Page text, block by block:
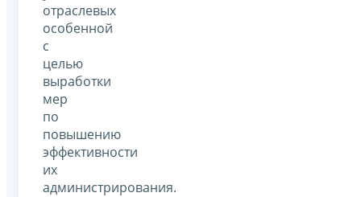
отраслевых
особенной
с
целью
выработки
мер
по
повышению
эффективности
их
администрирования.